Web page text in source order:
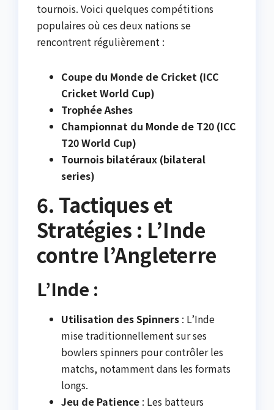
tournois. Voici quelques compétitions
populaires où ces deux nations se
rencontrent régulièrement :
Coupe du Monde de Cricket (ICC
Cricket World Cup)
Trophée Ashes
Championnat du Monde de T20 (ICC
T20 World Cup)
Tournois bilatéraux (bilateral
series)
6. Tactiques et
Stratégies : L’Inde
contre l’Angleterre
L’Inde :
Utilisation des Spinners : L’Inde
mise traditionnellement sur ses
bowlers spinners pour contrôler les
matchs, notamment dans les formats
longs.
Jeu de Patience : Les batteurs